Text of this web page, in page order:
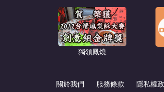
獨領鳳燒
關於我們 服務條款 隱私權